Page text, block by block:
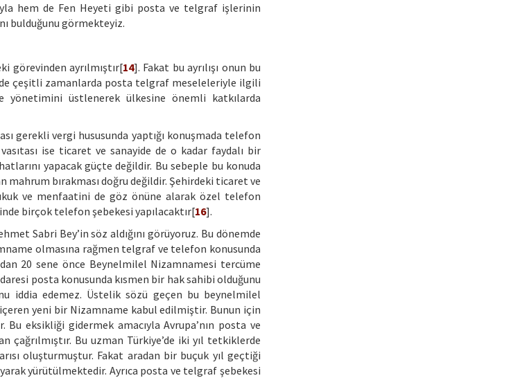
hem de Fen Heyeti gibi posta ve telgraf işlerinin
bulduğunu görmekteyiz.
görevinden ayrılmıştır[14]. Fakat bu ayrılışı onun bu
çeşitli zamanlarda posta telgraf meseleleriyle ilgili
üstlenerek ülkesine önemli katkılarda
gerekli vergi hususunda yaptığı konuşmada telefon
ise ticaret ve sanayide de o kadar faydalı bir
yapacak güçte değildir. Bu sebeple bu konuda
bırakması doğru değildir. Şehirdeki ticaret ve
ve menfaatini de göz önüne alarak özel telefon
birçok telefon şebekesi yapılacaktır[16].
Sabri Bey’in söz aldığını görüyoruz. Bu dönemde
olmasına rağmen telgraf ve telefon konusunda
20 sene önce Beynelmilel Nizamnamesi tercüme
posta konusunda kısmen bir hak sahibi olduğunu
iddia edemez. Üstelik sözü geçen bu beynelmilel
yeni bir Nizamname kabul edilmiştir. Bunun için
eksikliği gidermek amacıyla Avrupa’nın posta ve
Bu uzman Türkiye’de iki yıl tetkiklerde
oluşturmuştur. Fakat aradan bir buçuk yıl geçtiği
yürütülmektedir. Ayrıca posta ve telgraf şebekesi